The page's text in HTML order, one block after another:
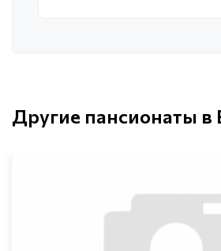
Другие пансионаты в